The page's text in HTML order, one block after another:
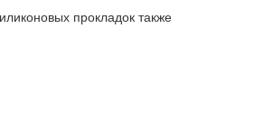
прокладок также